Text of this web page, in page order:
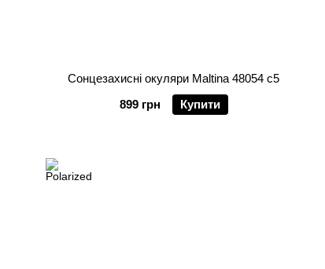
Сонцезахисні окуляри Maltina 48054 c5
899 грн
Купити